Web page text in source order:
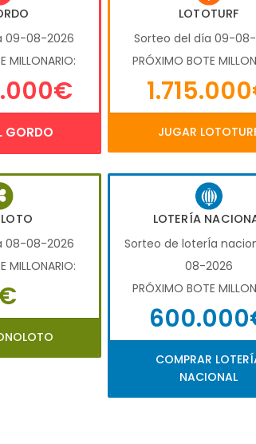
09-08-2026
MILLONARIO:
GORDO
LOTOTURF
Sorteo del día 09-
PRÓXIMO BOTE
JUGAR
08-08-2026
MILLONARIO:
LOTERÍA
Sorteo de loterÍa
08-2026
PRÓXIMO BOTE
COMPRAR
NACIONAL